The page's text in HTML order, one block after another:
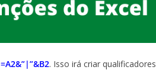
=A2&”|”&B2. Isso irá criar